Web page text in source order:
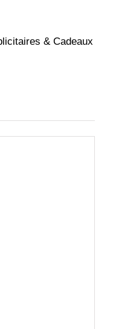
& Cadeaux